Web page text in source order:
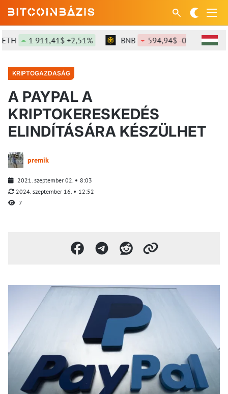
1 911,41$ +2,51% BNB 594,94$ -0,75%
KRIPTOGAZDASÁG
A PAYPAL A
KRIPTOKERESKEDÉS
ELINDÍTÁSÁRA KÉSZÜLHET
premik
2021. szeptember 02.
8:03
2024. szeptember 16.
12:52
7